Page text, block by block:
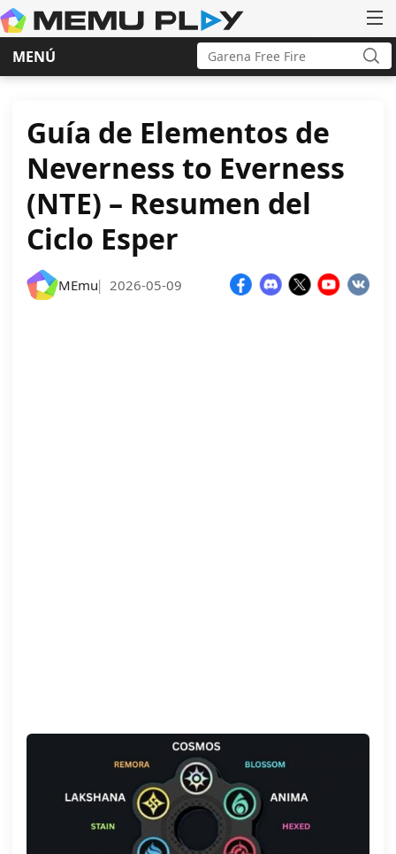
MENÚ
Ir
Buscar:
Guía de Elementos de
Neverness to Everness
(NTE) – Resumen del
Ciclo Esper
MEmu| 2026-05-09